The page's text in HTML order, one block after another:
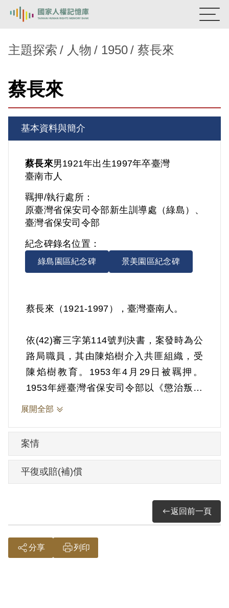
新生訓導處
主題探索
背景知識
關於我們
主題探索 人物 1950 蔡長來
蔡長來
基本資料與簡介
蔡長來男1921年出生1997年卒臺灣
臺南市人
羈押/執行處所：
原臺灣省保安司令部新生訓導處（綠島）、
臺灣省保安司令部
紀念碑錄名位置：
綠島園區紀念碑 景美園區紀念碑
蔡長來（1921-1997），臺灣臺南人。
依(42)審三字第114號判決書，案發時為公
路局職員，其由陳焰樹介入共匪組織，受
陳焰樹教育。1953年4月29日被羈押。
1953年經臺灣省保安司令部以《懲治叛亂
條例》第5條「參加叛亂之組織」判處有期
其家屬於1999年7月向補償基金會提出申
請，2001年5月經第2屆第8次臨時董事會審
核通過予以補償。補償理由為原判決認定
其參加叛亂組織，僅依其於保密局之供認
及自首分子陳焰樹結證為據。惟其於審理
與目的均未詳查敘明，此外無其他具體佐
展開全部
案情
平復或賠(補)償
返回前一頁
分享 列印